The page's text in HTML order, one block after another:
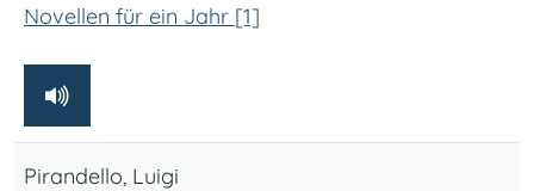
Novellen für ein Jahr [1]
Pirandello, Luigi